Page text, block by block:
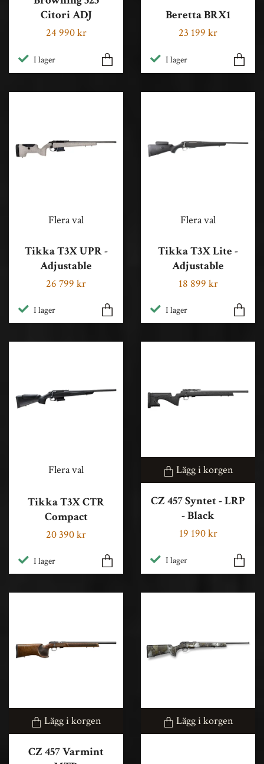
Citori ADJ
24 990 kr
I lager
Beretta BRX1
23 199 kr
I lager
Flera val
Tikka T3X UPR -
Adjustable
26 799 kr
I lager
Flera val
Tikka T3X Lite -
Adjustable
18 899 kr
I lager
Flera val
Tikka T3X CTR
Compact
20 390 kr
I lager
Lägg i korgen
CZ 457 Syntet - LRP
- Black
19 190 kr
I lager
Lägg i korgen
CZ 457 Varmint
Lägg i korgen